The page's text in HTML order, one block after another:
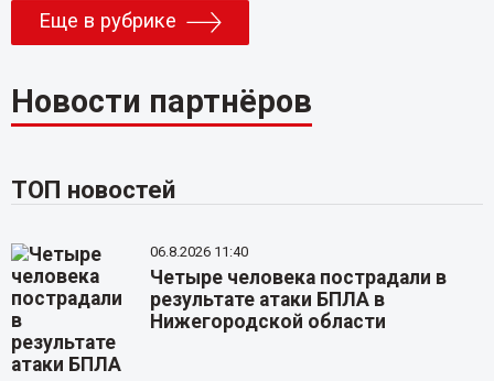
Еще в рубрике
Новости партнёров
ТОП новостей
06.8.2026 11:40
Четыре человека пострадали в
результате атаки БПЛА в
Нижегородской области